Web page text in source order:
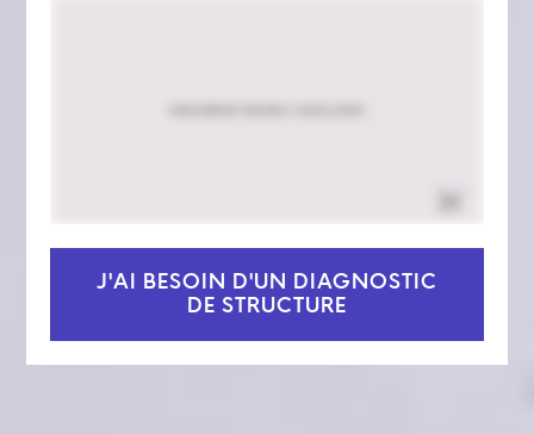
J'AI BESOIN D'UN DIAGNOSTIC
DE STRUCTURE